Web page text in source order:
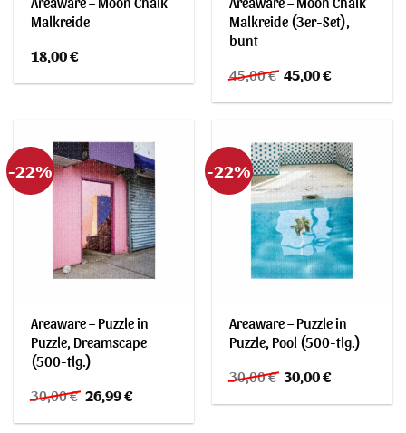
Malkreide
18,00€
Malkreide (3er-Set),
bunt
45,00€ Ursprünglicher
Preis
war:
45,00€Aktueller
ist:
-22%
Areaware – Puzzle in
Puzzle, Dreamscape
(500-tlg.)
30,00€ Ursprünglicher
Preis
war:
26,99€Aktueller
ist:
-22%
Areaware – Puzzle in
Puzzle, Pool (500-tlg.)
30,00€ Ursprünglicher
Preis
war:
30,00€Aktueller
ist: